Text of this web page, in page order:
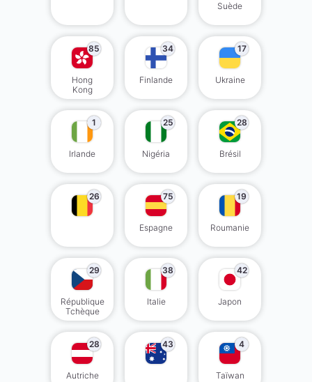
Suède
85
Hong
Kong
34
Finlande
17
Ukraine
1
Irlande
25
Nigéria
28
Brésil
26 75
Espagne
19
Roumanie
29
République
Tchèque
38
Italie
42
Japon
28
Autriche
43 4
Taïwan